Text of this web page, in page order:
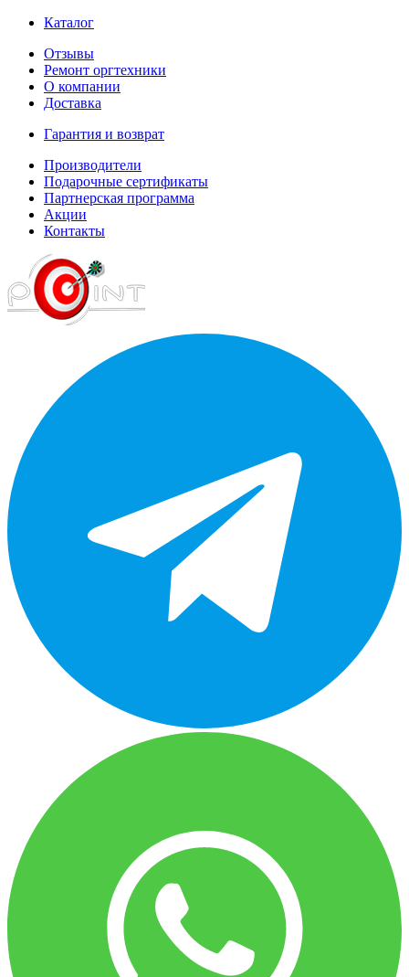
Каталог
Отзывы
Ремонт оргтехники
О компании
Доставка
Гарантия и возврат
Производители
Подарочные сертификаты
Партнерская программа
Акции
Контакты